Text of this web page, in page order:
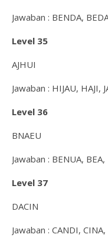
Jawaban : BENDA,
Level 35
AJHUI
Jawaban : HIJAU, HAJI,
Level 36
BNAEU
Jawaban : BENUA,
Level 37
DACIN
Jawaban : CANDI,